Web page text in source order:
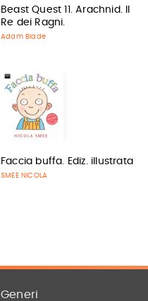
Beast Quest 11. Arachnid. Il
Re dei Ragni.
Adam Blade
Faccia buffa. Ediz. illustrata
SMEE NICOLA
Generi